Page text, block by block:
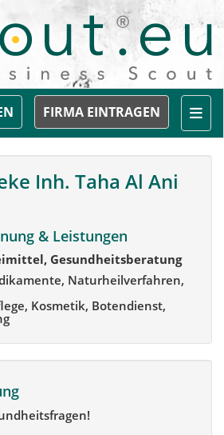
FIRMA EINTRAGEN
Inh. Taha Al Ani
& Leistungen
Gesundheitsberatung
Naturheilverfahren,
Kosmetik, Botendienst,